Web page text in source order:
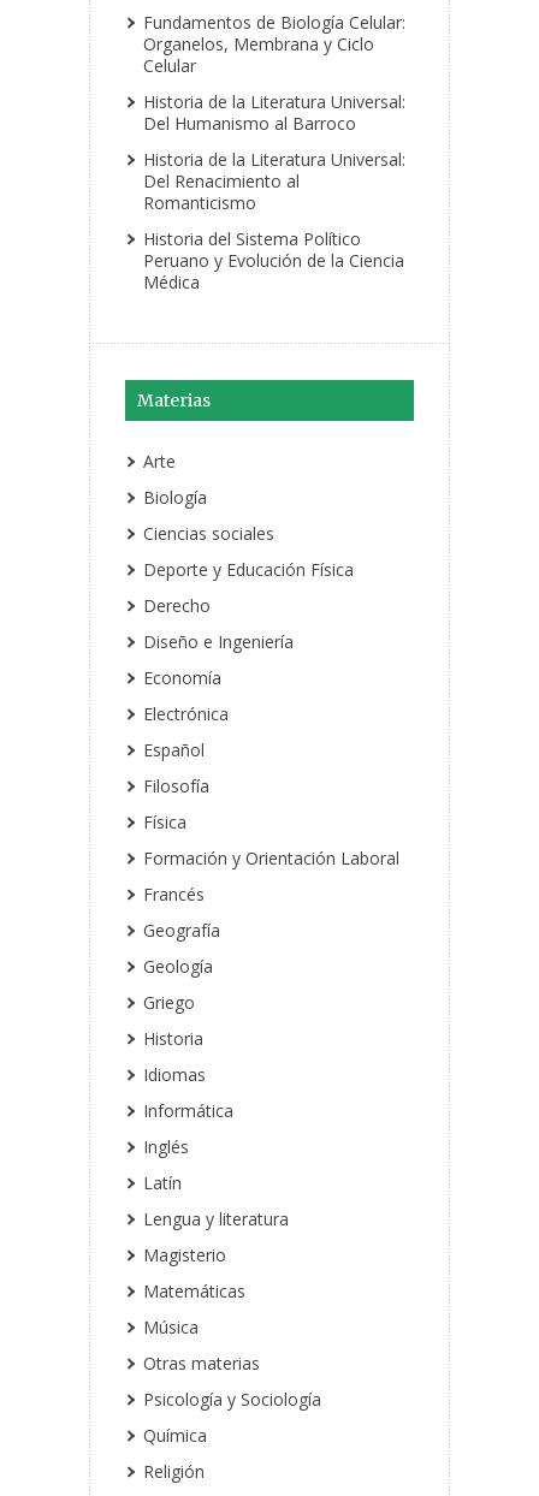
Fundamentos de Biología Celular:
Organelos, Membrana y Ciclo
Celular
Historia de la Literatura Universal:
Del Humanismo al Barroco
Historia de la Literatura Universal:
Del Renacimiento al
Romanticismo
Historia del Sistema Político
Peruano y Evolución de la Ciencia
Médica
Materias
Arte
Biología
Ciencias sociales
Deporte y Educación Física
Derecho
Diseño e Ingeniería
Economía
Electrónica
Español
Filosofía
Física
Formación y Orientación Laboral
Francés
Geografía
Geología
Griego
Historia
Idiomas
Informática
Inglés
Latín
Lengua y literatura
Magisterio
Matemáticas
Música
Otras materias
Psicología y Sociología
Química
Religión